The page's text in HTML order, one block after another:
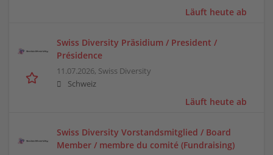
Läuft heute ab
Swiss Diversity Präsidium / President /
Présidence
11.07.2026, Swiss Diversity
Schweiz
Läuft heute ab
Swiss Diversity Vorstandsmitglied / Board
Member / membre du comité (Fundraising)